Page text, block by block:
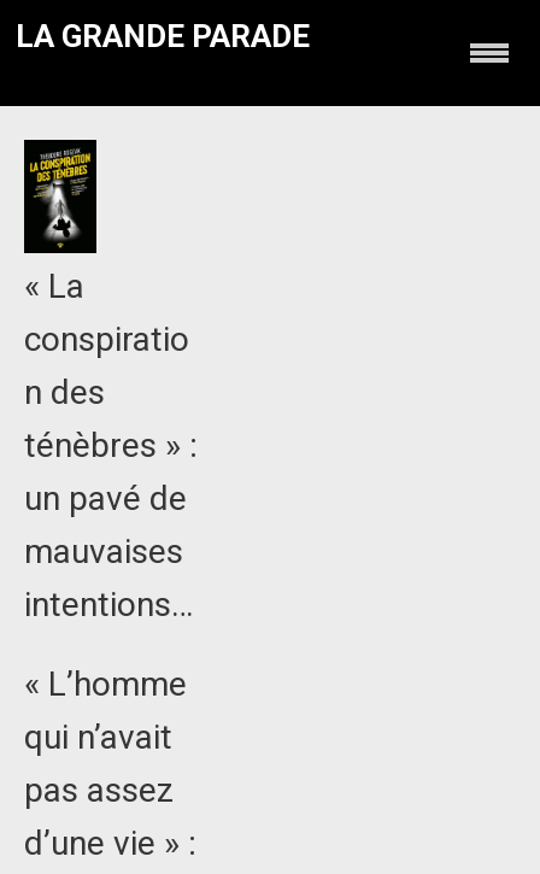
LA GRANDE PARADE
« La
conspiratio
n des
ténèbres » :
un pavé de
mauvaises
intentions…
« L’homme
qui n’avait
pas assez
d’une vie » :